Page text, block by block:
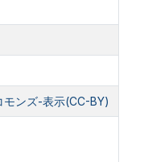
モンズ-表示(CC-BY)